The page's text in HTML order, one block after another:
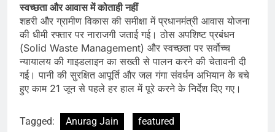
स्वच्छता और आवास में कोताही नहीं
शहरी और ग्रामीण विकास की समीक्षा में प्रधानमंत्री आवास योजना
की धीमी रफ्तार पर नाराजगी जताई गई। ठोस अपशिष्ट प्रबंधन
(Solid Waste Management) और स्वच्छता पर सर्वोच्च
न्यायालय की गाइडलाइन का सख्ती से पालन करने की चेतावनी दी
गई। पानी की सुरक्षित आपूर्ति और जल गंगा संवर्धन अभियान के बचे
हुए काम 21 जून से पहले हर हाल में पूरे करने के निर्देश दिए गए।
Tagged: Anurag Jain featured